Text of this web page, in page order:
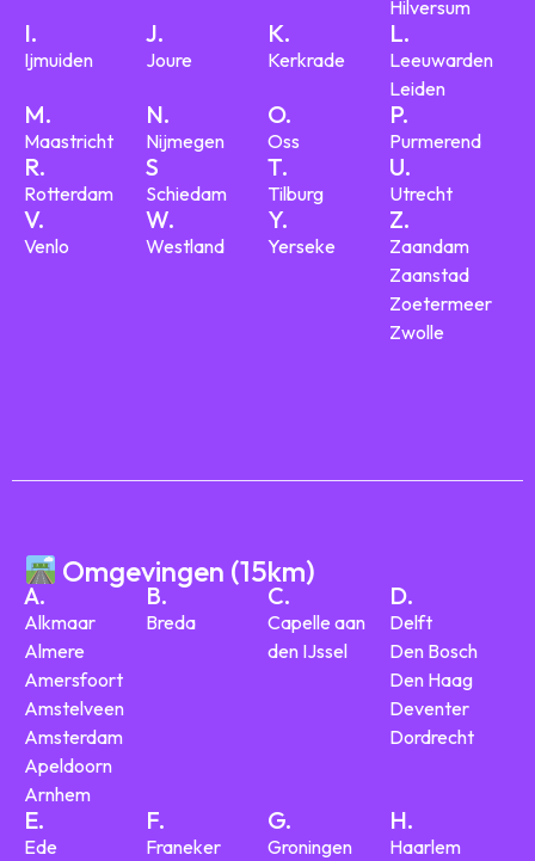
Hilversum
I.
Ijmuiden
J.
Joure
K.
Kerkrade
L.
Leeuwarden
Leiden
M.
Maastricht
N.
Nijmegen
O.
Oss
P.
Purmerend
R.
Rotterdam
S
Schiedam
T.
Tilburg
U.
Utrecht
V.
Venlo
W.
Westland
Y.
Yerseke
Z.
Zaandam
Zaanstad
Zoetermeer
Zwolle
Omgevingen (15km)
A.
Alkmaar
Almere
Amersfoort
Amstelveen
Amsterdam
Apeldoorn
Arnhem
B.
Breda
C.
Capelle aan
den IJssel
D.
Delft
Den Bosch
Den Haag
Deventer
Dordrecht
E.
Ede
F.
Franeker
G.
Groningen
H.
Haarlem